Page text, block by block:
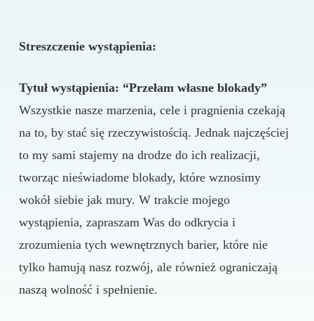
Streszczenie wystąpienia:
Tytuł wystąpienia: “Przełam własne blokady”
Wszystkie nasze marzenia, cele i pragnienia czekają
na to, by stać się rzeczywistością. Jednak najczęściej
to my sami stajemy na drodze do ich realizacji,
tworząc nieświadome blokady, które wznosimy
wokół siebie jak mury. W trakcie mojego
wystąpienia, zapraszam Was do odkrycia i
zrozumienia tych wewnętrznych barier, które nie
tylko hamują nasz rozwój, ale również ograniczają
naszą wolność i spełnienie.